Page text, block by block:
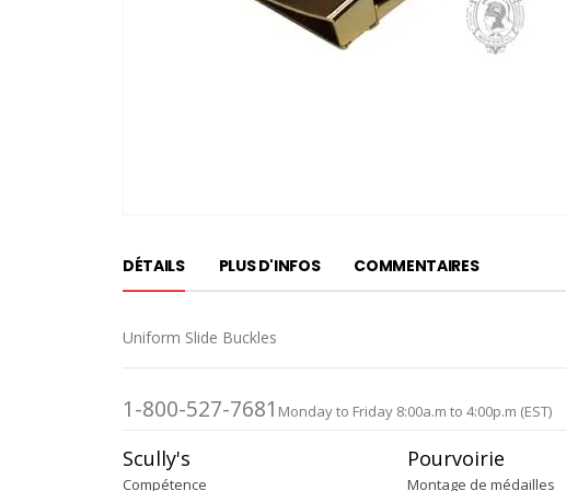
début
de
Galerie
DÉTAILS
Uniform Slide Buckles
PLUS D'INFOS COMMENTAIRES
1-800-527-7681 Monday to Friday 8:00a.m to 4:00p.m (EST)
Scully's
Compétence
Pourvoirie
Montage de médailles